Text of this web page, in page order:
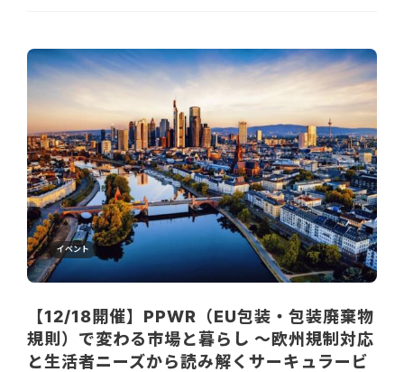
イベント
【12/18開催】PPWR（EU包装・包装廃棄物
規則）で変わる市場と暮らし 〜欧州規制対応
と生活者ニーズから読み解くサーキュラービ